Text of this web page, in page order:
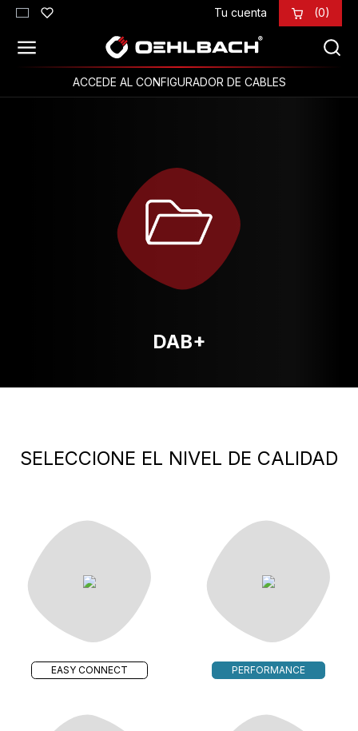
Saltar al contenido principal Tu cuenta (0)
ACCEDE AL CONFIGURADOR DE CABLES
DAB+
SELECCIONE EL NIVEL DE CALIDAD
EASY CONNECT PERFORMANCE